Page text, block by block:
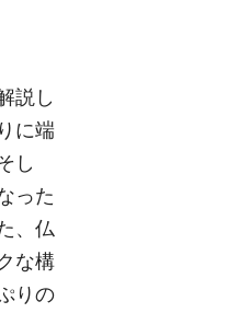
説し
に端
し
った
、仏
な構
りの